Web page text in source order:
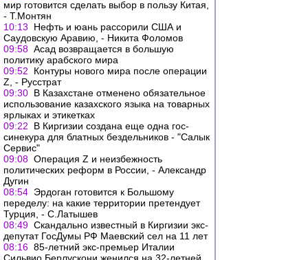
мир готовится сделать выбор в пользу Китая,
- Т.Монтян
10:13
Нефть и юань рассорили США и
Саудовскую Аравию, - Никита Фоломов
09:58 Асад возвращается в большую
политику арабского мира
09:52
Контуры нового мира после операции
Z, - Русстрат
09:30 В Казахстане отменено обязательное
использование казахского языка на товарных
ярлыках и этикетках
09:22
В Киргизии создана еще одна гос-
синекура для блатных бездельников - "Салык
Сервис"
09:08 Операция Z и неизбежность
политических реформ в России, - Александр
Дугин
08:54 Эрдоган готовится к Большому
переделу: на какие территории претендует
Турция, - С.Латышев
08:49 Скандально известный в Киргизии экс-
депутат ГосДумы РФ Маевский сел на 11 лет
08:16 85-летний экс-премьер Италии